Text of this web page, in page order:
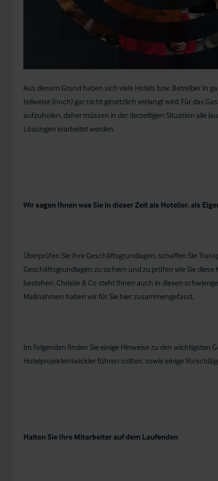
Aus diesem Grund haben sich viele Hotels bzw. Betreiber in
teilweise (noch) gar nicht gesetzlich verlangt wird. Für das
aufzuholen, daher müssen in der derzeitigen Situation alle
Lösungen erarbeitet werden.
Wir sagen Ihnen was Sie in dieser Zeit als Hotelier, als
Überprüfen Sie Ihre Geschäftsgrundlagen, schaffen Sie
Geschäftsgrundlagen zu sichern und zu prüfen wie Sie
bestehen. Christie & Co steht Ihnen auch in diesen
Maßnahmen haben wir für Sie hier zusammengefasst.
Im Folgenden finden Sie einige Hinweise zu den wichtigsten
Hotelprojektentwickler führen sollten, sowie einige
Halten Sie Ihre Mitarbeiter auf dem Laufenden